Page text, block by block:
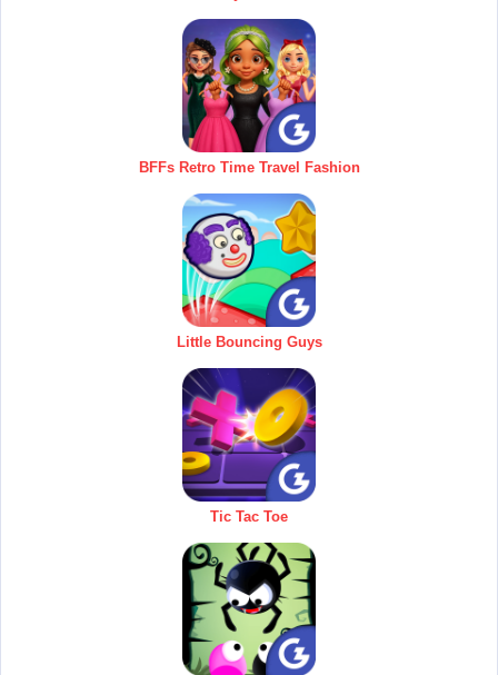
BFFs Retro Time Travel Fashion
Little Bouncing Guys
Tic Tac Toe